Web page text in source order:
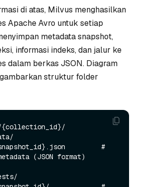
di atas, Milvus menghasilkan
Apache Avro untuk setiap
metadata snapshot,
informasi indeks, dan jalur ke
dalam berkas JSON. Diagram
struktur folder
{collection_id}/
#
(JSON format)